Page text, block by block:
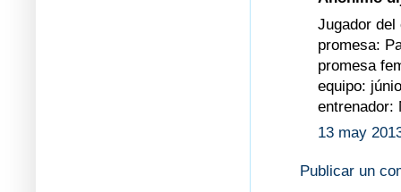
Jugador del
promesa:
promesa
equipo:
entrenador:
13 may
Publicar un